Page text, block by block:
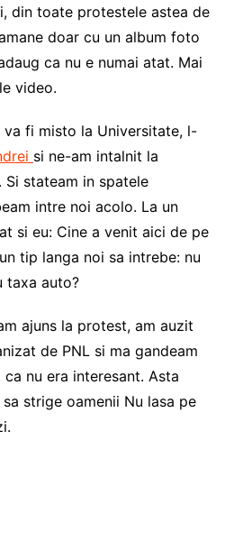
din toate protestele astea de
doar cu un album foto
ca nu e numai atat. Mai
video.
va fi misto la Universitate, l-
si ne-am intalnit la
Si stateam in spatele
intre noi acolo. La un
si eu: Cine a venit aici de pe
tip langa noi sa intrebe: nu
taxa auto?
ajuns la protest, am auzit
de PNL si ma gandeam
nu era interesant. Asta
strige oamenii Nu lasa pe